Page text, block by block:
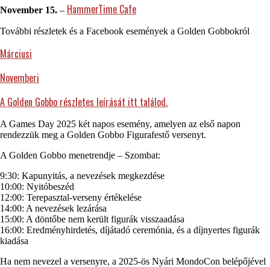
November 15. – HammerTime Cafe
További részletek és a Facebook események a Golden Gobbokról
Márciusi
Novemberi
A Golden Gobbo részletes leírását itt találod.
A Games Day 2025 két napos esemény, amelyen az első napon
rendezzük meg a Golden Gobbo Figurafestő versenyt.
A Golden Gobbo menetrendje – Szombat:
9:30: Kapunyitás, a nevezések megkezdése
10:00: Nyitóbeszéd
12:00: Terepasztal-verseny értékelése
14:00: A nevezések lezárása
15:00: A döntőbe nem került figurák visszaadása
16:00: Eredményhirdetés, díjátadó ceremónia, és a díjnyertes figurák
kiadása
Ha nem nevezel a versenyre, a 2025-ös Nyári MondoCon belépőjével